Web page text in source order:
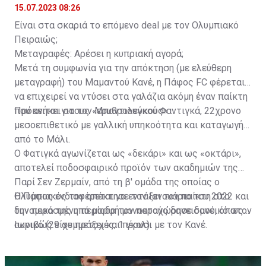
15.07.2023 08:26
Είναι στα σκαριά το επόμενο deal με τον Ολυμπιακό
Πειραιώς;
Μεταγραφές: Αρέσει η κυπριακή αγορά;
Μετά τη συμφωνία για την απόκτηση (με ελεύθερη
μεταγραφή) του Μαμαντού Κανέ, η Πάφος FC φέρεται
να επιχειρεί να ντύσει στα γαλάζια ακόμη έναν παίκτη
που ανήκει στους «ερυθρολεύκους».
Πρόκειται για τον Μπαντιουγκού Φαντιγκά, 22χρονο
μεσοεπιθετικό με γαλλική υπηκοότητα και καταγωγή
από το Μάλι.
Ο Φατιγκά αγωνίζεται ως «δεκάρι» και ως «οκτάρι»,
αποτελεί ποδοσφαιρικό προϊόν των ακαδημιών της
Παρί Σεν Ζερμαίν, από τη β' ομάδα της οποίας ο
Ολυμπιακός τον απέκτησε τον Ιανουάριο του 2022 και
την περασμένη περίοδο τον παραχώρησε δανεικό στον
Ιωνικό (29 συμμετοχές, 1 γκολ).
Η Πάφος ενδιαφέρεται να εντάξει τον παίκτη στο
δυναμικό της υπό μορφή μονοετούς δανεισμού, όπως
ακριβώς είχε πράξει και πέρυσι με τον Κανέ.